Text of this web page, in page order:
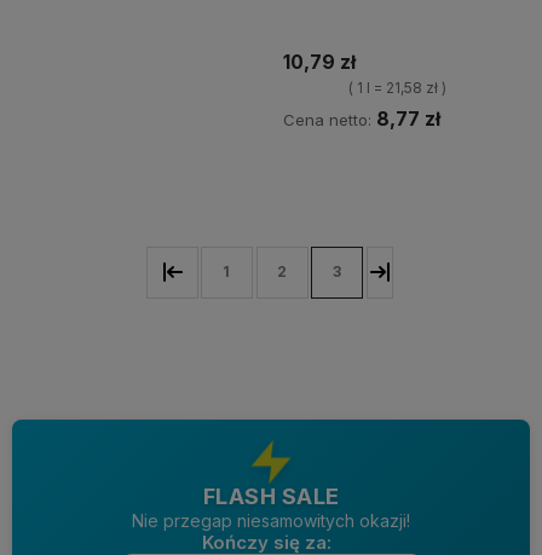
10,79 zł
( 1 l = 21,58 zł )
Cena netto: 8,77 zł
1 2 3
FLASH SALE
Nie przegap niesamowitych okazji!
Kończy się za: